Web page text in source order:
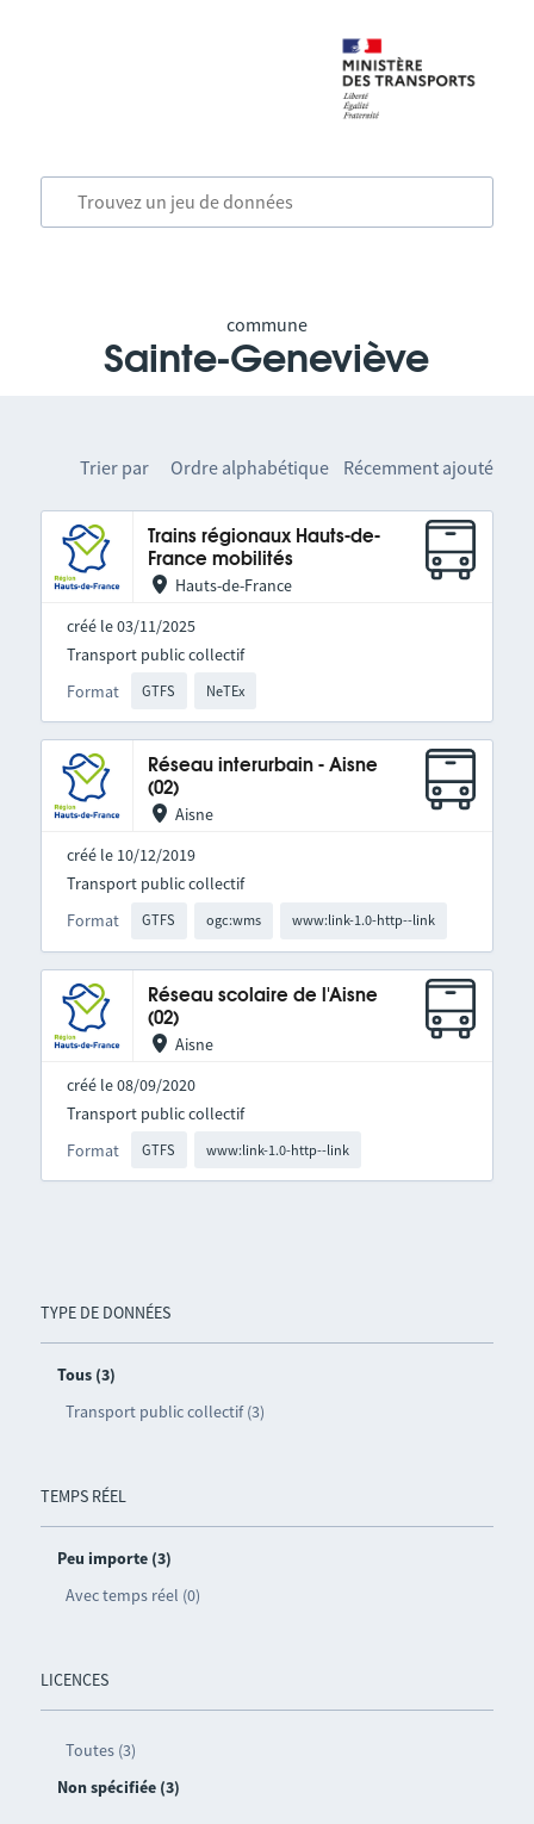
commune
Sainte-Geneviève
TYPE DE DONNÉES
Tous (3)
Transport public collectif (3)
TEMPS RÉEL
Peu importe (3)
Avec temps réel (0)
LICENCES
Toutes (3)
Non spécifiée (3)
Trier par Ordre alphabétique Récemment ajouté
Trains régionaux Hauts-de-
France mobilités
Hauts-de-France
créé le 03/11/2025
Format GTFS NeTEx
Transport public collectif
Réseau interurbain - Aisne
(02)
Aisne
créé le 10/12/2019
Format GTFS ogc:wms www:link-1.0-http--link
Transport public collectif
Réseau scolaire de l'Aisne
(02)
Aisne
créé le 08/09/2020
Format GTFS www:link-1.0-http--link
Transport public collectif